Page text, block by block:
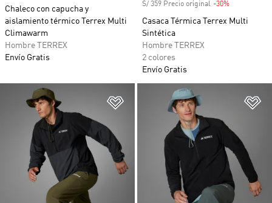
Chaleco con capucha y
aislamiento térmico Terrex Multi
Climawarm
Hombre TERREX
Envío Gratis
S/ 359 Precio original -30%
Casaca Térmica Terrex Multi
Sintética
Hombre TERREX
2 colores
Envío Gratis
Añadir a la lista de deseos